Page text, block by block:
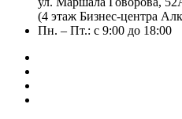
(4 этаж Бизнес-центра
Пн. – Пт.: с 9:00 до 18:00